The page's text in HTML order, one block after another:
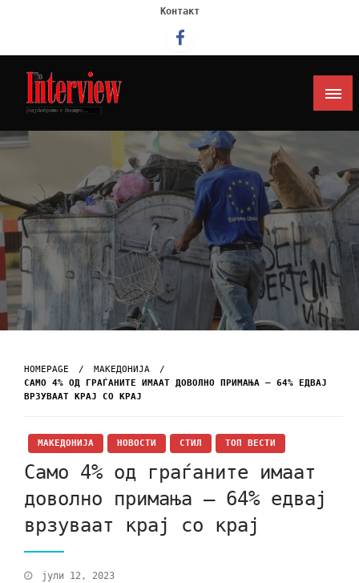
Контакт
Интервју
HOMEPAGE
МАКЕДОНИЈА
САМО 4% ОД ГРАЃАНИТЕ ИМААТ ДОВОЛНО ПРИМАЊА – 64% ЕДВАЈ
ВРЗУВААТ КРАЈ СО КРАЈ
МАКЕДОНИЈА НОВОСТИ СТИЛ ТОП ВЕСТИ
Само 4% од граѓаните имаат
доволно примања – 64% едвај
врзуваат крај со крај
јули 12, 2023